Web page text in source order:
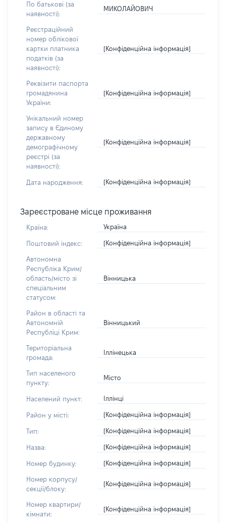
По батькові (за
наявності):
МИКОЛАЙОВИЧ
Реєстраційний
номер облікової
картки платника
податків (за
наявності):
[Конфіденційна інформація]
Реквізити паспорта
громадянина
України:
[Конфіденційна інформація]
Унікальний номер
запису в Єдиному
державному
демографічному
реєстрі (за
наявності):
[Конфіденційна інформація]
Дата народження: [Конфіденційна інформація]
Зареєстроване місце проживання
Країна: Україна
Поштовий індекс: [Конфіденційна інформація]
Автономна
Республіка Крим/
область/місто зі
спеціальним
статусом:
Вінницька
Район в області та
Автономній
Республіці Крим:
Вінницький
Територіальна
громада:
Іллінецька
Тип населеного
пункту:
Місто
Населений пункт: Іллінці
Район у місті: [Конфіденційна інформація]
Тип: [Конфіденційна інформація]
Назва: [Конфіденційна інформація]
Номер будинку: [Конфіденційна інформація]
Номер корпусу/
секції/блоку:
[Конфіденційна інформація]
Номер квартири/
кімнати:
[Конфіденційна інформація]